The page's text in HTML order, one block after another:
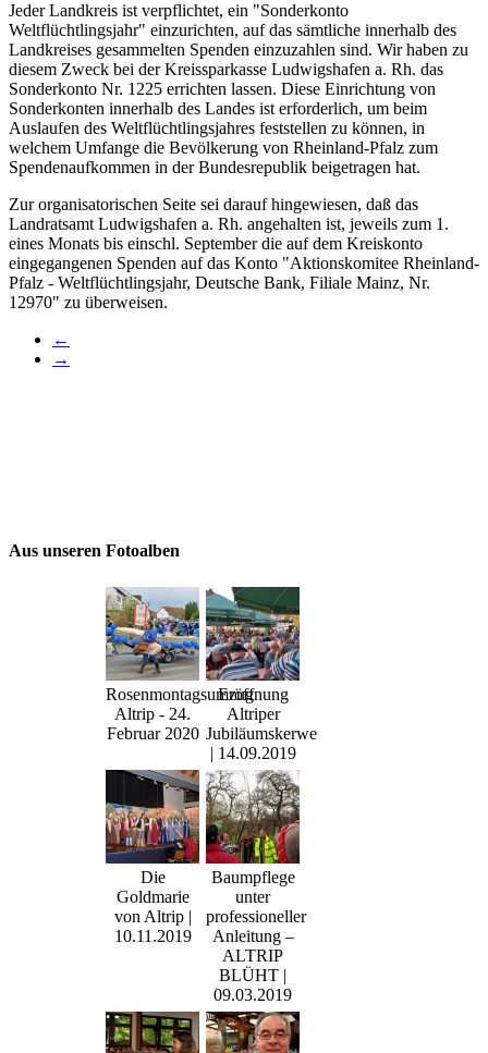
Jeder Landkreis ist verpflichtet, ein "Sonderkonto
Weltflüchtlingsjahr" einzurichten, auf das sämtliche innerhalb des
Landkreises gesammelten Spenden einzuzahlen sind. Wir haben zu
diesem Zweck bei der Kreissparkasse Ludwigshafen a. Rh. das
Sonderkonto Nr. 1225 errichten lassen. Diese Einrichtung von
Sonderkonten innerhalb des Landes ist erforderlich, um beim
Auslaufen des Weltflüchtlingsjahres feststellen zu können, in
welchem Umfange die Bevölkerung von Rheinland-Pfalz zum
Spendenaufkommen in der Bundesrepublik beigetragen hat.
Zur organisatorischen Seite sei darauf hingewiesen, daß das
Landratsamt Ludwigshafen a. Rh. angehalten ist, jeweils zum 1.
eines Monats bis einschl. September die auf dem Kreiskonto
eingegangenen Spenden auf das Konto "Aktionskomitee Rheinland-
Pfalz - Weltflüchtlingsjahr, Deutsche Bank, Filiale Mainz, Nr.
12970" zu überweisen.
←
→
Aus unseren Fotoalben
Rosenmontagsumzug
Altrip - 24.
Februar 2020
Eröffnung
Altriper
Jubiläumskerwe
| 14.09.2019
Die
Goldmarie
von Altrip |
10.11.2019
Baumpflege
unter
professioneller
Anleitung –
ALTRIP
BLÜHT |
09.03.2019